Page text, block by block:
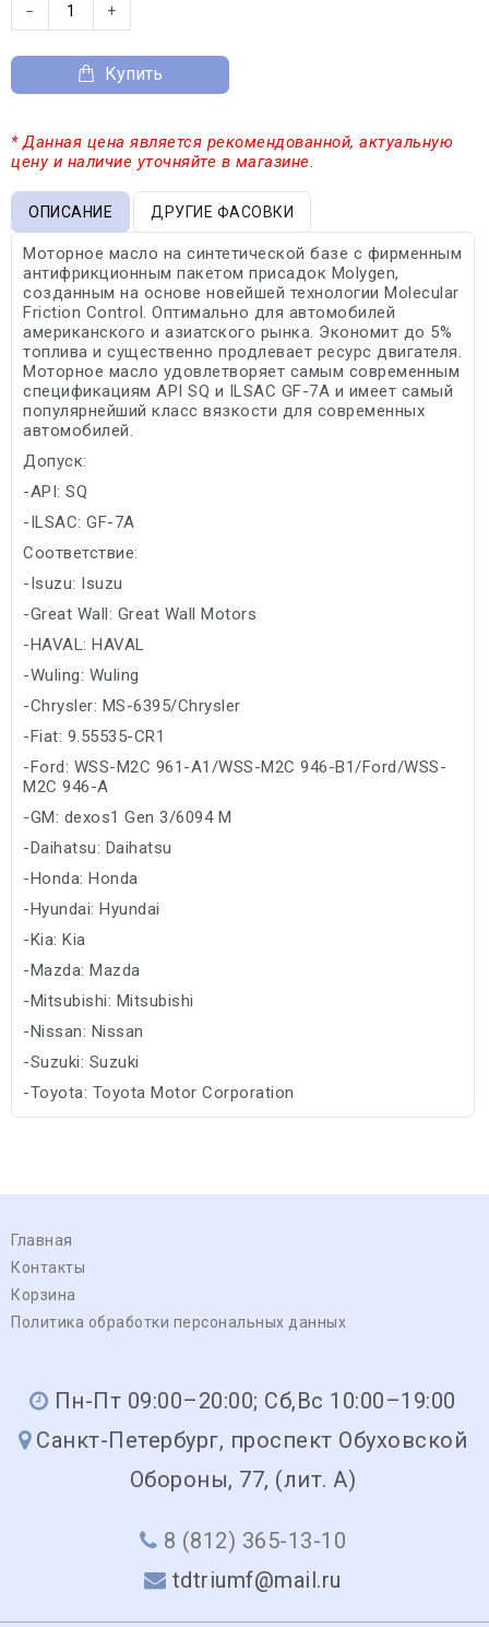
− +
Купить
* Данная цена является рекомендованной, актуальную
цену и наличие уточняйте в магазине.
ОПИСАНИЕ ДРУГИЕ ФАСОВКИ
Моторное масло на синтетической базе с фирменным
антифрикционным пакетом присадок Molygen,
созданным на основе новейшей технологии Molecular
Friction Control. Оптимально для автомобилей
американского и азиатского рынка. Экономит до 5%
топлива и существенно продлевает ресурс двигателя.
Моторное масло удовлетворяет самым современным
спецификациям API SQ и ILSAC GF-7A и имеет самый
популярнейший класс вязкости для современных
автомобилей.
Допуск:
-API: SQ
-ILSAC: GF-7A
Соответствие:
-Isuzu: Isuzu
-Great Wall: Great Wall Motors
-HAVAL: HAVAL
-Wuling: Wuling
-Chrysler: MS-6395/Chrysler
-Fiat: 9.55535-CR1
-Ford: WSS-M2C 961-A1/WSS-M2C 946-B1/Ford/WSS-
M2C 946-A
-GM: dexos1 Gen 3/6094 M
-Daihatsu: Daihatsu
-Honda: Honda
-Hyundai: Hyundai
-Kia: Kia
-Mazda: Mazda
-Mitsubishi: Mitsubishi
-Nissan: Nissan
-Suzuki: Suzuki
-Toyota: Toyota Motor Corporation
-Subaru: Subaru
Главная
Контакты
Корзина
Политика обработки персональных данных
Пн-Пт 09:00–20:00; Сб,Вс 10:00–19:00
Санкт-Петербург, проспект Обуховской
Обороны, 77, (лит. А)
8 (812) 365-13-10
tdtriumf@mail.ru